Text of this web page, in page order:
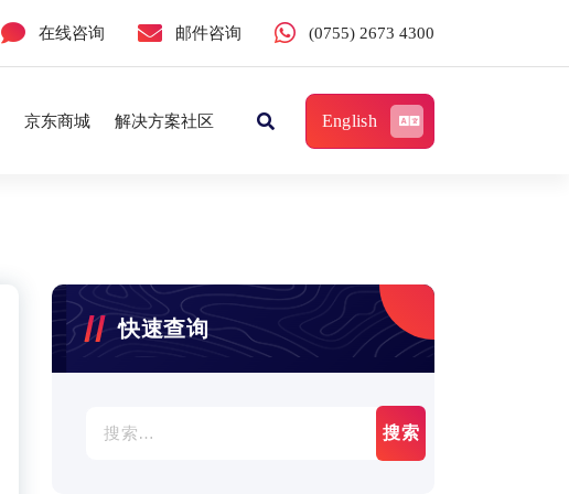
在线咨询 邮件咨询 (0755) 2673 4300
京东商城 解决方案社区 English
快速查询
索：